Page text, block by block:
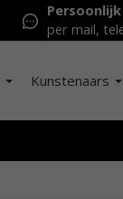
per mail,
Kunstenaars